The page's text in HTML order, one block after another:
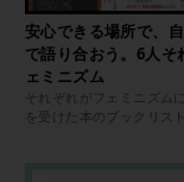
安心できる場所で、
で語り合おう。6人そ
ェミニズム
それぞれがフェミニズム
を受けた本のブックリス